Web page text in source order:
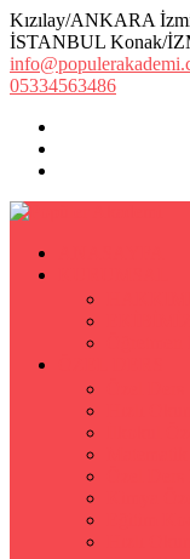
Kızılay/ANKARA
İSTANBUL Konak/
05334563486